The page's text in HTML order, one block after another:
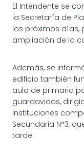
El Intendente se
la Secretaría de
los próximos días,
ampliación de la
Además, se
edificio también
aula de primaria
guardavidas,
instituciones
Secundaria N°3,
tarde.